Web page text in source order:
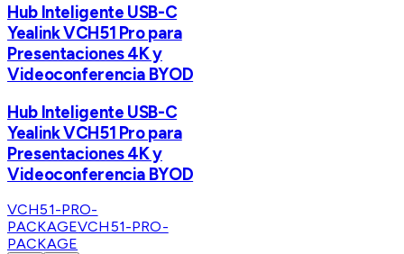
Hub Inteligente USB-C
Yealink VCH51 Pro para
Presentaciones 4K y
Videoconferencia BYOD
Hub Inteligente USB-C
Yealink VCH51 Pro para
Presentaciones 4K y
Videoconferencia BYOD
VCH51-PRO-
PACKAGEVCH51-PRO-
PACKAGE